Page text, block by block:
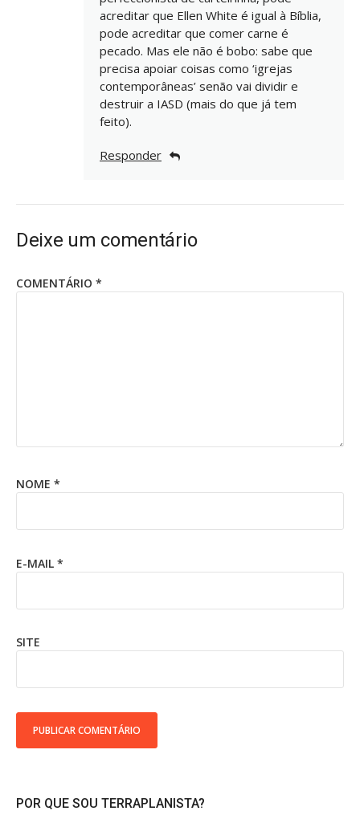
acreditar que Ellen White é igual à Bíblia,
pode acreditar que comer carne é
pecado. Mas ele não é bobo: sabe que
precisa apoiar coisas como ‘igrejas
contemporâneas’ senão vai dividir e
destruir a IASD (mais do que já tem
feito).
Responder
Deixe um comentário
COMENTÁRIO *
NOME *
E-MAIL *
SITE
POR QUE SOU TERRAPLANISTA?